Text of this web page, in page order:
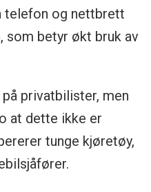
telefon og nettbrett
som betyr økt bruk av
privatbilister, men
at dette ikke er
tunge kjøretøy,